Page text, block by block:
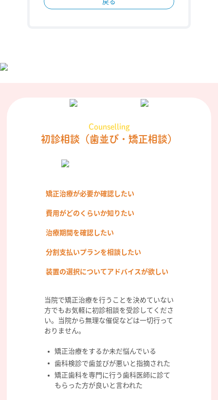
Counselling
初診相談 （歯並び・矯正相談）
矯正治療が必要か確認したい
費用がどのくらいか知りたい
治療期間を確認したい
分割支払いプランを相談したい
装置の選択についてアドバイスが欲しい
当院で矯正治療を行うことを決めていない
方でもお気軽に初診相談を受診してくださ
い。当院から無理な催促などは一切行って
おりません。
矯正治療をするか未だ悩んでいる
歯科検診で歯並びが悪いと指摘された
矯正歯科を専門に行う歯科医師に診て
もらった方が良いと言われた